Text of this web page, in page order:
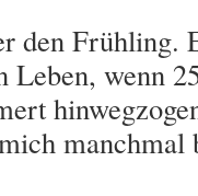
den Frühling.
Leben, wenn